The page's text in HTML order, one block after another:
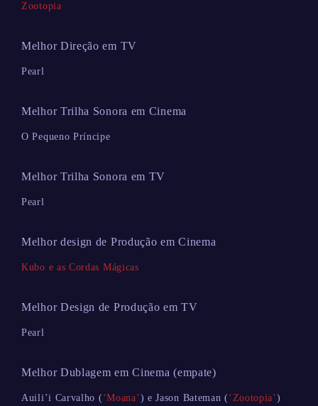
Zootopia
Melhor Direção em TV
Pearl
Melhor Trilha Sonora em Cinema
O Pequeno Príncipe
Melhor Trilha Sonora em TV
Pearl
Melhor design de Produção em Cinema
Kubo e as Cordas Mágicas
Melhor Design de Produção em TV
Pearl
Melhor Dublagem em Cinema (empate)
Auili’i Carvalho ( ‘Moana’) e Jason Bateman ( ‘Zootopia’)